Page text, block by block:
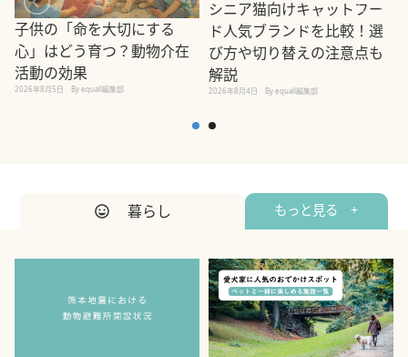
子供の「命を大切にする
心」はどう育つ？動物介在
活動の効果
2026年8月5日 By equall編集部
シニア猫向けキャットフー
ド人気ブランドを比較！選
び方や切り替えの注意点も
解説
2026年8月4日 By equall編集部
暮らし もっと見る +